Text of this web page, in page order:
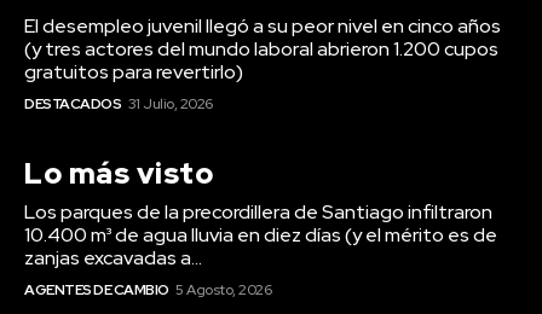
El desempleo juvenil llegó a su peor nivel en cinco años
(y tres actores del mundo laboral abrieron 1.200 cupos
gratuitos para revertirlo)
DESTACADOS 31 Julio, 2026
Lo más visto
Los parques de la precordillera de Santiago infiltraron
10.400 m³ de agua lluvia en diez días (y el mérito es de
zanjas excavadas a...
AGENTES DE CAMBIO 5 Agosto, 2026